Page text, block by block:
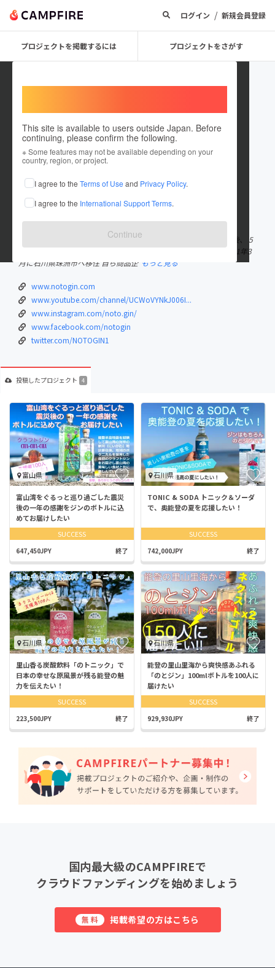
ログイン / 新規会員登録
プロジェクトを掲載するには プロジェクトをさがす
This site is available to users outside Japan. Before
continuing, please confirm the following.
※ Some features may not be available depending on your
country, region, or project.
I agree to the Terms of Use and Privacy Policy.
I agree to the International Support Terms.
Continue
松田 行正
これまでに12回支援して4件のプロジェクトを投稿しています
在住国：日本 現在地：石川県
出身国：日本 出身地：広島県
松田 行正（55歳） 広島市出身 札幌在住12年、東京在住20年の後、 5
0歳になったのを機に、IT企業に勤務の傍ら副業として創業 2021年3
月に石川県珠洲市へ移住 自ら商品企 もっと見る
www.notogin.com
www.youtube.com/channel/UCWoVYNkJ006I...
www.instagram.com/noto.gin/
www.facebook.com/notogin
twitter.com/NOTOGIN1
投稿したプロジェクト 4
富山県
富山湾をぐるっと巡り過ごした震災
後の一年の感謝をジンのボトルに込
めてお届けしたい
SUCCESS
647,450JPY 終了
石川県
TONIC & SODA トニック＆ソーダ
で、奥能登の夏を応援したい！
SUCCESS
742,000JPY 終了
石川県
里山香る炭酸飲料「のトニック」で
日本の幸せな原風景が残る能登の魅
力を伝えたい！
SUCCESS
223,500JPY 終了
石川県
能登の里山里海から爽快感あふれる
「のとジン」100mlボトルを100人に
届けたい
SUCCESS
929,930JPY 終了
国内最大級のCAMPFIREで
クラウドファンディングを始めましょう
無料 掲載希望の方はこちら